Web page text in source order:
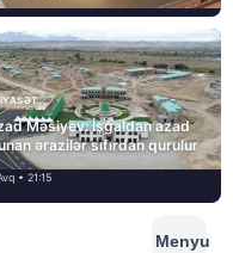
Məsiyev: İşğaldan azad
ərazilər sıfırdan qurulur
• 21:15
Menyu